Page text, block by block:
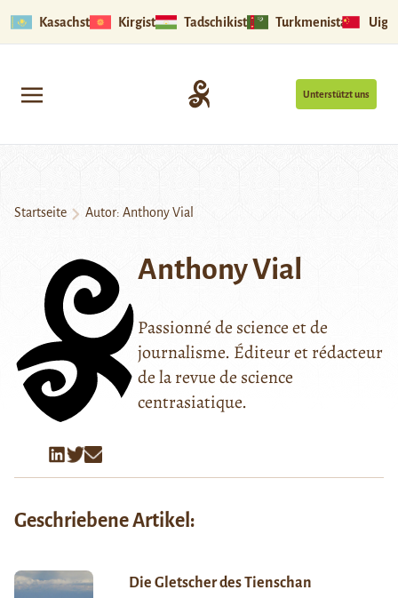
Kasachstan Kirgistan Tadschikistan Turkmenistan
Unterstützt uns
Startseite Autor: Anthony Vial
Anthony Vial
Passionné de science et de
journalisme. Éditeur et rédacteur
de la revue de science
centrasiatique.
Geschriebene Artikel:
Die Gletscher des Tienschan